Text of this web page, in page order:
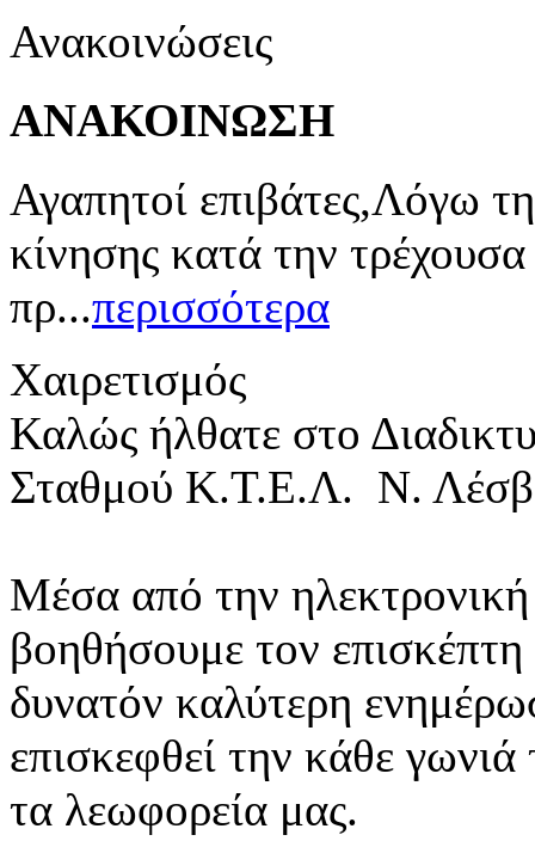
Ανακοινώσεις
ΑΝΑΚΟΙΝΩΣΗ
Αγαπητοί επιβάτες,Λόγω
κίνησης κατά την
πρ...περισσότερα
Χαιρετισμός
Καλώς ήλθατε στο
Σταθμού Κ.Τ.Ε.Λ. Ν.
Μέσα από την ηλεκτρονική
βοηθήσουμε τον
δυνατόν καλύτερη
επισκεφθεί την κάθε
τα λεωφορεία μας.